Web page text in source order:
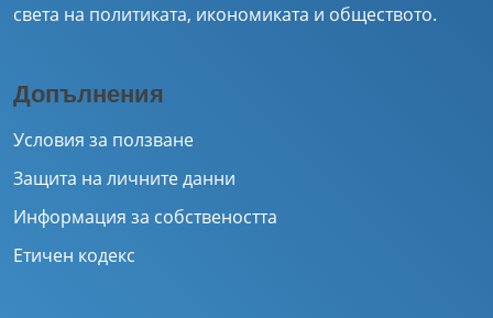
света на политиката, икономиката и обществото.
Допълнения
Условия за ползване
Защита на личните данни
Информация за собствеността
Етичен кодекс